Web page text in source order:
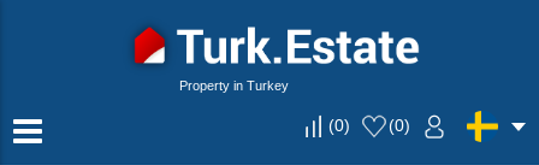
Property in Turkey
(0) (0)